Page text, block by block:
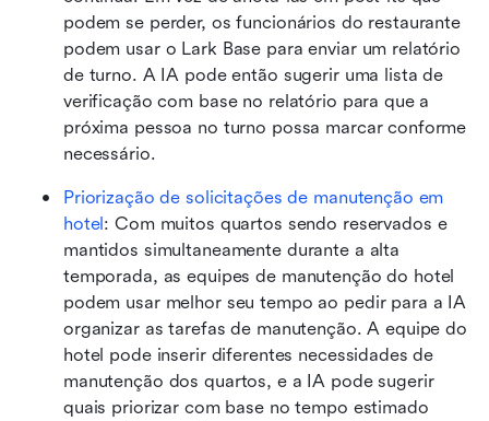
podem se perder, os funcionários do restaurante
podem usar o Lark Base para enviar um relatório
de turno. A IA pode então sugerir uma lista de
verificação com base no relatório para que a
próxima pessoa no turno possa marcar conforme
necessário.
Priorização de solicitações de manutenção em
hotel: Com muitos quartos sendo reservados e
mantidos simultaneamente durante a alta
temporada, as equipes de manutenção do hotel
podem usar melhor seu tempo ao pedir para a IA
organizar as tarefas de manutenção. A equipe do
hotel pode inserir diferentes necessidades de
manutenção dos quartos, e a IA pode sugerir
quais priorizar com base no tempo estimado